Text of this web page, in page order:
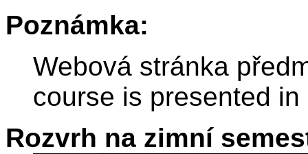
Poznámka:
Webová stránka
course is presented in
Rozvrh na zimní